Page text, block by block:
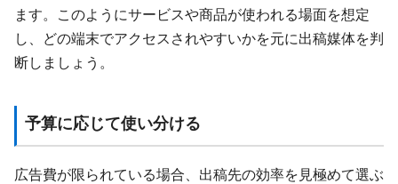
ます。このようにサービスや商品が使われる場面を想定
し、どの端末でアクセスされやすいかを元に出稿媒体を判
断しましょう。
予算に応じて使い分ける
広告費が限られている場合、出稿先の効率を見極めて選ぶ